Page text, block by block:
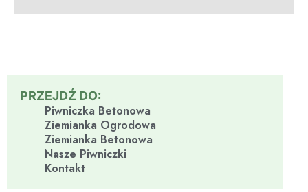
PRZEJDŹ DO:
Piwniczka Betonowa
Ziemianka Ogrodowa
Ziemianka Betonowa
Nasze Piwniczki
Kontakt